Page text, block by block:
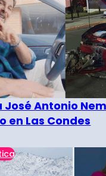
José Antonio
en Las Condes